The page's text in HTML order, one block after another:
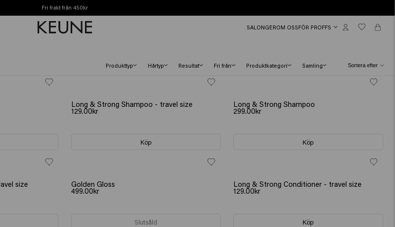
Fri frakt från 450kr
SALONGEROM OSSFÖR PROFFS
Produkttyp Hårtyp Resultat Fri från Produktkategori Samling
Long & Strong Shampoo - travel size
129.00kr
Köp
BESTSELLER
Long & Strong Shampoo
299.00kr
Köp
size NY
Golden Gloss
499.00kr
Slutsåld
Long & Strong Conditioner - travel size
129.00kr
Köp